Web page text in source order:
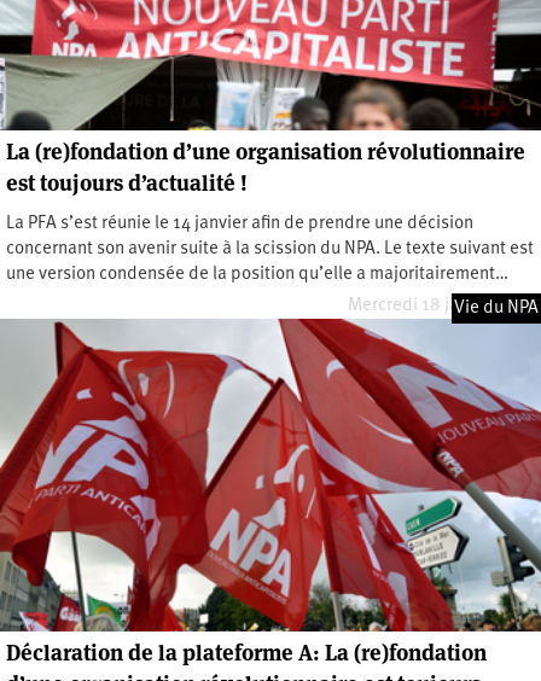
La (re)fondation d’une organisation révolutionnaire
est toujours d’actualité !
La PFA s’est réunie le 14 janvier afin de prendre une décision
concernant son avenir suite à la scission du NPA. Le texte suivant est
une version condensée de la position qu’elle a majoritairement…
Mercredi 18 janvier 2023
Vie du NPA
Déclaration de la plateforme A: La (re)fondation